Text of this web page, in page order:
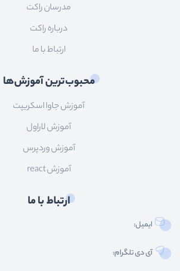
مدرسان راکت
درباره راکت
ارتباط با ما
محبوب‌ترین آموزش‌ها
آموزش جاوا اسکریپت
آموزش لاراول
آموزش وردپرس
آموزش react
ارتباط با ما
ایمیل:
آی دی تلگرام: